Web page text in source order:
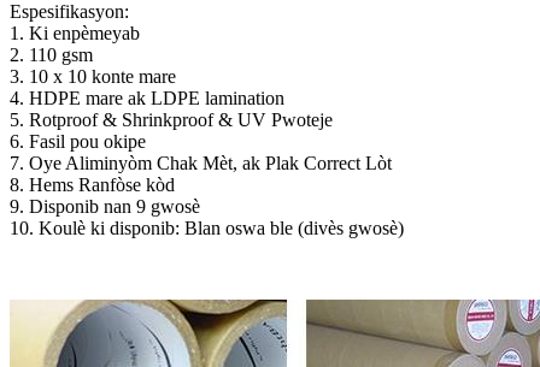
Espesifikasyon:
1. Ki enpèmeyab
2. 110 gsm
3. 10 x 10 konte mare
4. HDPE mare ak LDPE lamination
5. Rotproof & Shrinkproof & UV Pwoteje
6. Fasil pou okipe
7. Oye Aliminyòm Chak Mèt, ak Plak Correct Lòt
8. Hems Ranfòse kòd
9. Disponib nan 9 gwosè
10. Koulè ki disponib: Blan oswa ble (divès gwosè)